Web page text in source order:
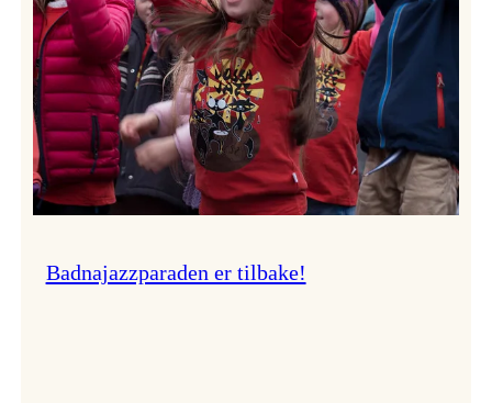
Badnajazzparaden er tilbake!